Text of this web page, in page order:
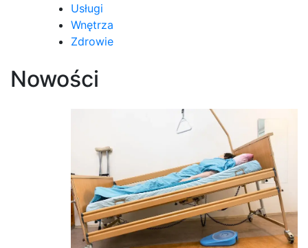
Usługi
Wnętrza
Zdrowie
Nowości